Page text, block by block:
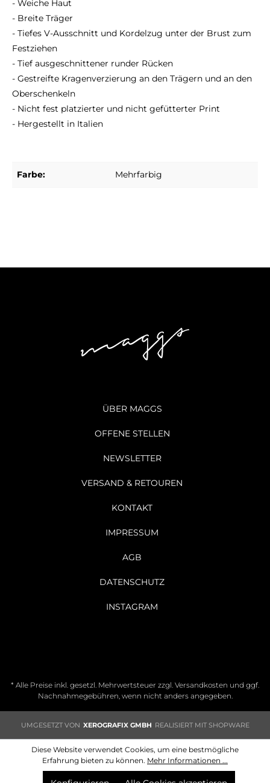
- Weiche Haut
- Breite Träger
- Tiefes V-Ausschnitt und Kordelzug unter der Brust zum
Festziehen
- Tief ausgeschnittener runder Rücken
- Gestreifte Kragenverzierung an den Trägern und an den
Oberschenkeln
- Nicht fest platzierter und nicht gefütterter Print
- Hergestellt in Italien
Farbe: Mehrfarbig
ÜBER MAGGS
OFFENE STELLEN
NEWSLETTER
VERSAND & RETOUREN
KONTAKT
IMPRESSUM
AGB
DATENSCHUTZ
INSTAGRAM
* Alle Preise inkl. gesetzl. Mehrwertsteuer zzgl. Versandkosten und ggf.
Nachnahmegebühren, wenn nicht anders angegeben.
UMGESETZT VON XEROGRAFIX GMBH REALISIERT MIT SHOPWARE
Diese Website verwendet Cookies, um eine bestmögliche
Erfahrung bieten zu können. Mehr Informationen ...